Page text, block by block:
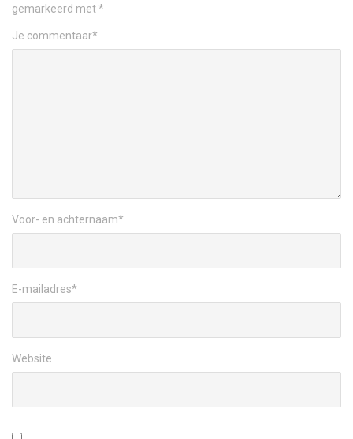
gemarkeerd met*
Je commentaar*
Voor- en achternaam*
E-mailadres*
Website